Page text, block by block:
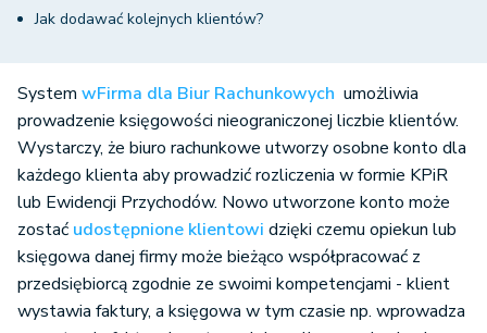
Jak dodawać kolejnych klientów?
System wFirma dla Biur Rachunkowych umożliwia
prowadzenie księgowości nieograniczonej liczbie klientów.
Wystarczy, że biuro rachunkowe utworzy osobne konto dla
każdego klienta aby prowadzić rozliczenia w formie KPiR
lub Ewidencji Przychodów. Nowo utworzone konto może
zostać udostępnione klientowi dzięki czemu opiekun lub
księgowa danej firmy może bieżąco współpracować z
przedsiębiorcą zgodnie ze swoimi kompetencjami - klient
wystawia faktury, a księgowa w tym czasie np. wprowadza